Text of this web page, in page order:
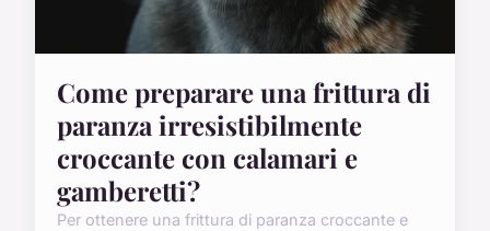
Come preparare una frittura di
paranza irresistibilmente
croccante con calamari e
gamberetti?
Per ottenere una frittura di paranza croccante e